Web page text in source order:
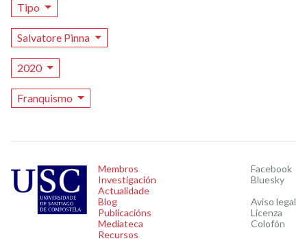
Tipo
Salvatore Pinna
2020
Franquismo
Membros
Investigación
Actualidade
Blog
Publicacións
Mediateca
Recursos
Facebook
Bluesky
Aviso legal
Licenza
Colofón